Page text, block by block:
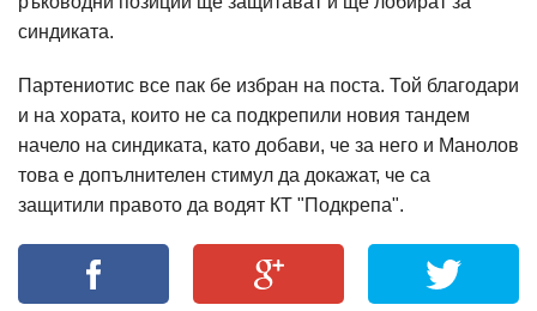
синдиката.
Партениотис все пак бе избран на поста. Той благодари
и на хората, които не са подкрепили новия тандем
начело на синдиката, като добави, че за него и Манолов
това е допълнителен стимул да докажат, че са
защитили правото да водят КТ "Подкрепа".